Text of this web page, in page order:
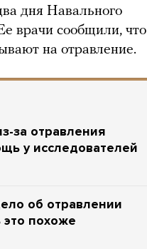
дня Навального
врачи сообщили, что
на отравление.
за отравления
у исследователей
об отравлении
похоже